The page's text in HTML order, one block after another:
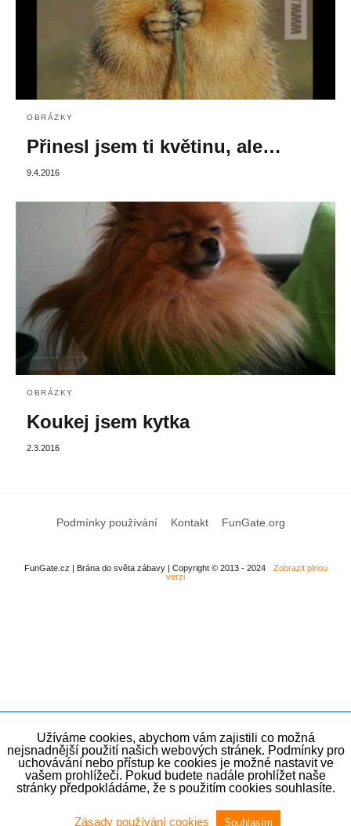
OBRÁZKY
Přinesl jsem ti květinu, ale…
9.4.2016
OBRÁZKY
Koukej jsem kytka
2.3.2016
Podmínky používání Kontakt FunGate.org
FunGate.cz | Brána do světa zábavy | Copyright © 2013 - 2024
Zobrazit plnou
verzi
Užíváme cookies, abychom vám zajistili co možná
nejsnadnější použití našich webových stránek. Podmínky pro
uchovávání nebo přístup ke cookies je možné nastavit ve
vašem prohlížeči. Pokud budete nadále prohlížet naše
stránky předpokládáme, že s použitím cookies souhlasíte.
Zásady používání cookies Souhlasím